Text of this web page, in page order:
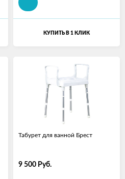
КУПИТЬ В 1 КЛИК
Табурет для ванной Брест
9 500 Руб.